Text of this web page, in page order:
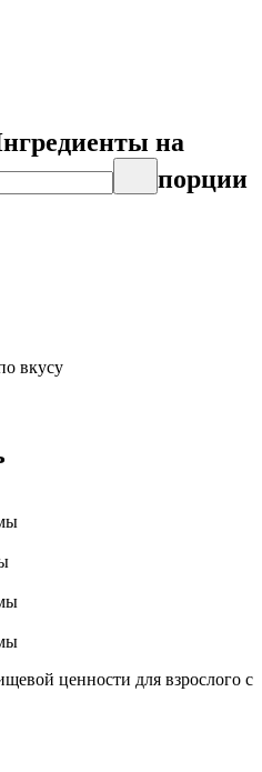
на
порции
вкусу
ценности для взрослого с